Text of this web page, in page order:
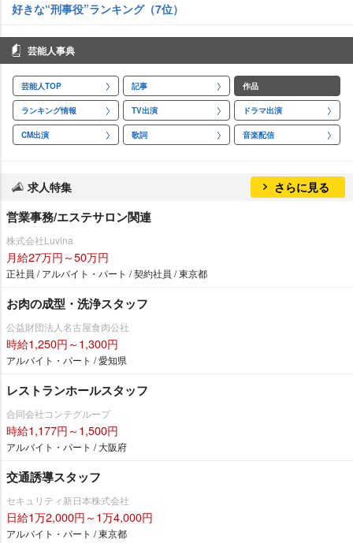
好きな“刑事役”ランキング（7位）
芸能人事典
芸能人TOP 記事 作品
ランキング情報 TV出演 ドラマ出演
CM出演 歌詞 音楽配信
求人特集 さらに見る
営業事務/エステサロン関連
株式会社Luvina
月給27万円～50万円
正社員 / アルバイト・パート / 契約社員 / 東京都
お肉の成型・洗浄スタッフ
公益財団法人名古屋食肉公社
時給1,250円～1,300円
アルバイト・パート / 愛知県
レストランホールスタッフ
合同会社コンテグループ
時給1,177円～1,500円
アルバイト・パート / 大阪府
交通誘導スタッフ
セキュリティ新日本株式会社
日給1万2,000円～1万4,000円
アルバイト・パート / 東京都